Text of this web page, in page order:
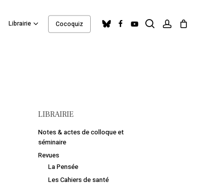
Librairie Cocoquiz blueskyfacebookyoutube searchaccount
Close
Cart
LIBRAIRIE
Notes & actes de colloque et
séminaire
Revues
La Pensée
Les Cahiers de santé